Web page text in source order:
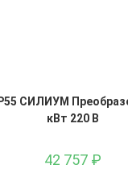
СИЛИУМ
кВт 220 В
42 757 ₽